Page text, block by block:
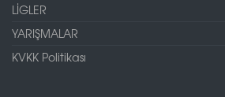
LİGLER
YARIŞMALAR
KVKK Politikası